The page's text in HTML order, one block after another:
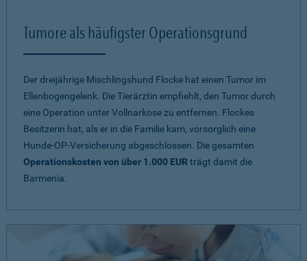
Tumore als häufigster Operationsgrund
Der dreijährige Mischlingshund Flocke hat einen Tumor im
Ellenbogengelenk. Die Tierärztin empfiehlt, den Tumor durch
eine Operation unter Vollnarkose zu entfernen. Flockes
Besitzerin hat, als er in die Familie kam, vorsorglich eine
Hunde-OP-Versicherung abgeschlossen. Die gesamten
Operationskosten von über 1.000 EUR trägt damit die
Barmenia.